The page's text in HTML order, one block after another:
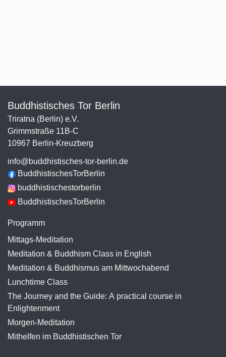
Buddhistisches Tor Berlin
Triratna (Berlin) e.V.
Grimmstraße 11B-C
10967 Berlin-Kreuzberg
info@buddhistisches-tor-berlin.de
BuddhistischesTorBerlin
buddhistischestorberlin
BuddhistischesTorBerlin
Programm
Mittags-Meditation
Meditation & Buddhism Class in English
Meditation & Buddhismus am Mittwochabend
Lunchtime Class
The Journey and the Guide: A practical course in
Enlightenment
Morgen-Meditation
Mithelfen im Buddhistischen Tor